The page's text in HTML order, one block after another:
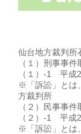
仙台地方裁判
（１）刑事事件
（１）-1　平成
※「訴訟」とは
方裁判所
（２）民事事件
（２）-1　平成
※「訴訟」とは